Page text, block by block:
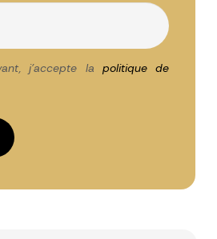
j'accepte la politique de